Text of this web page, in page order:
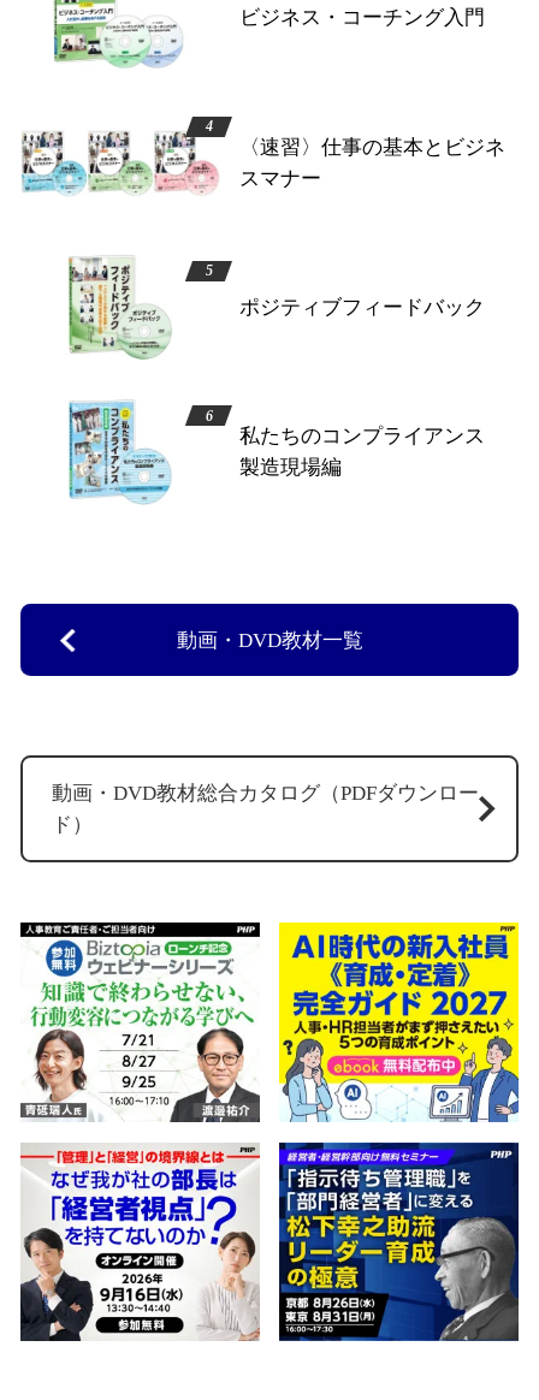
ビジネス・コーチング入門
〈速習〉仕事の基本とビジネ
スマナー
ポジティブフィードバック
私たちのコンプライアンス
製造現場編
動画・DVD教材一覧
動画・DVD教材総合カタログ（PDFダウンロー
ド）